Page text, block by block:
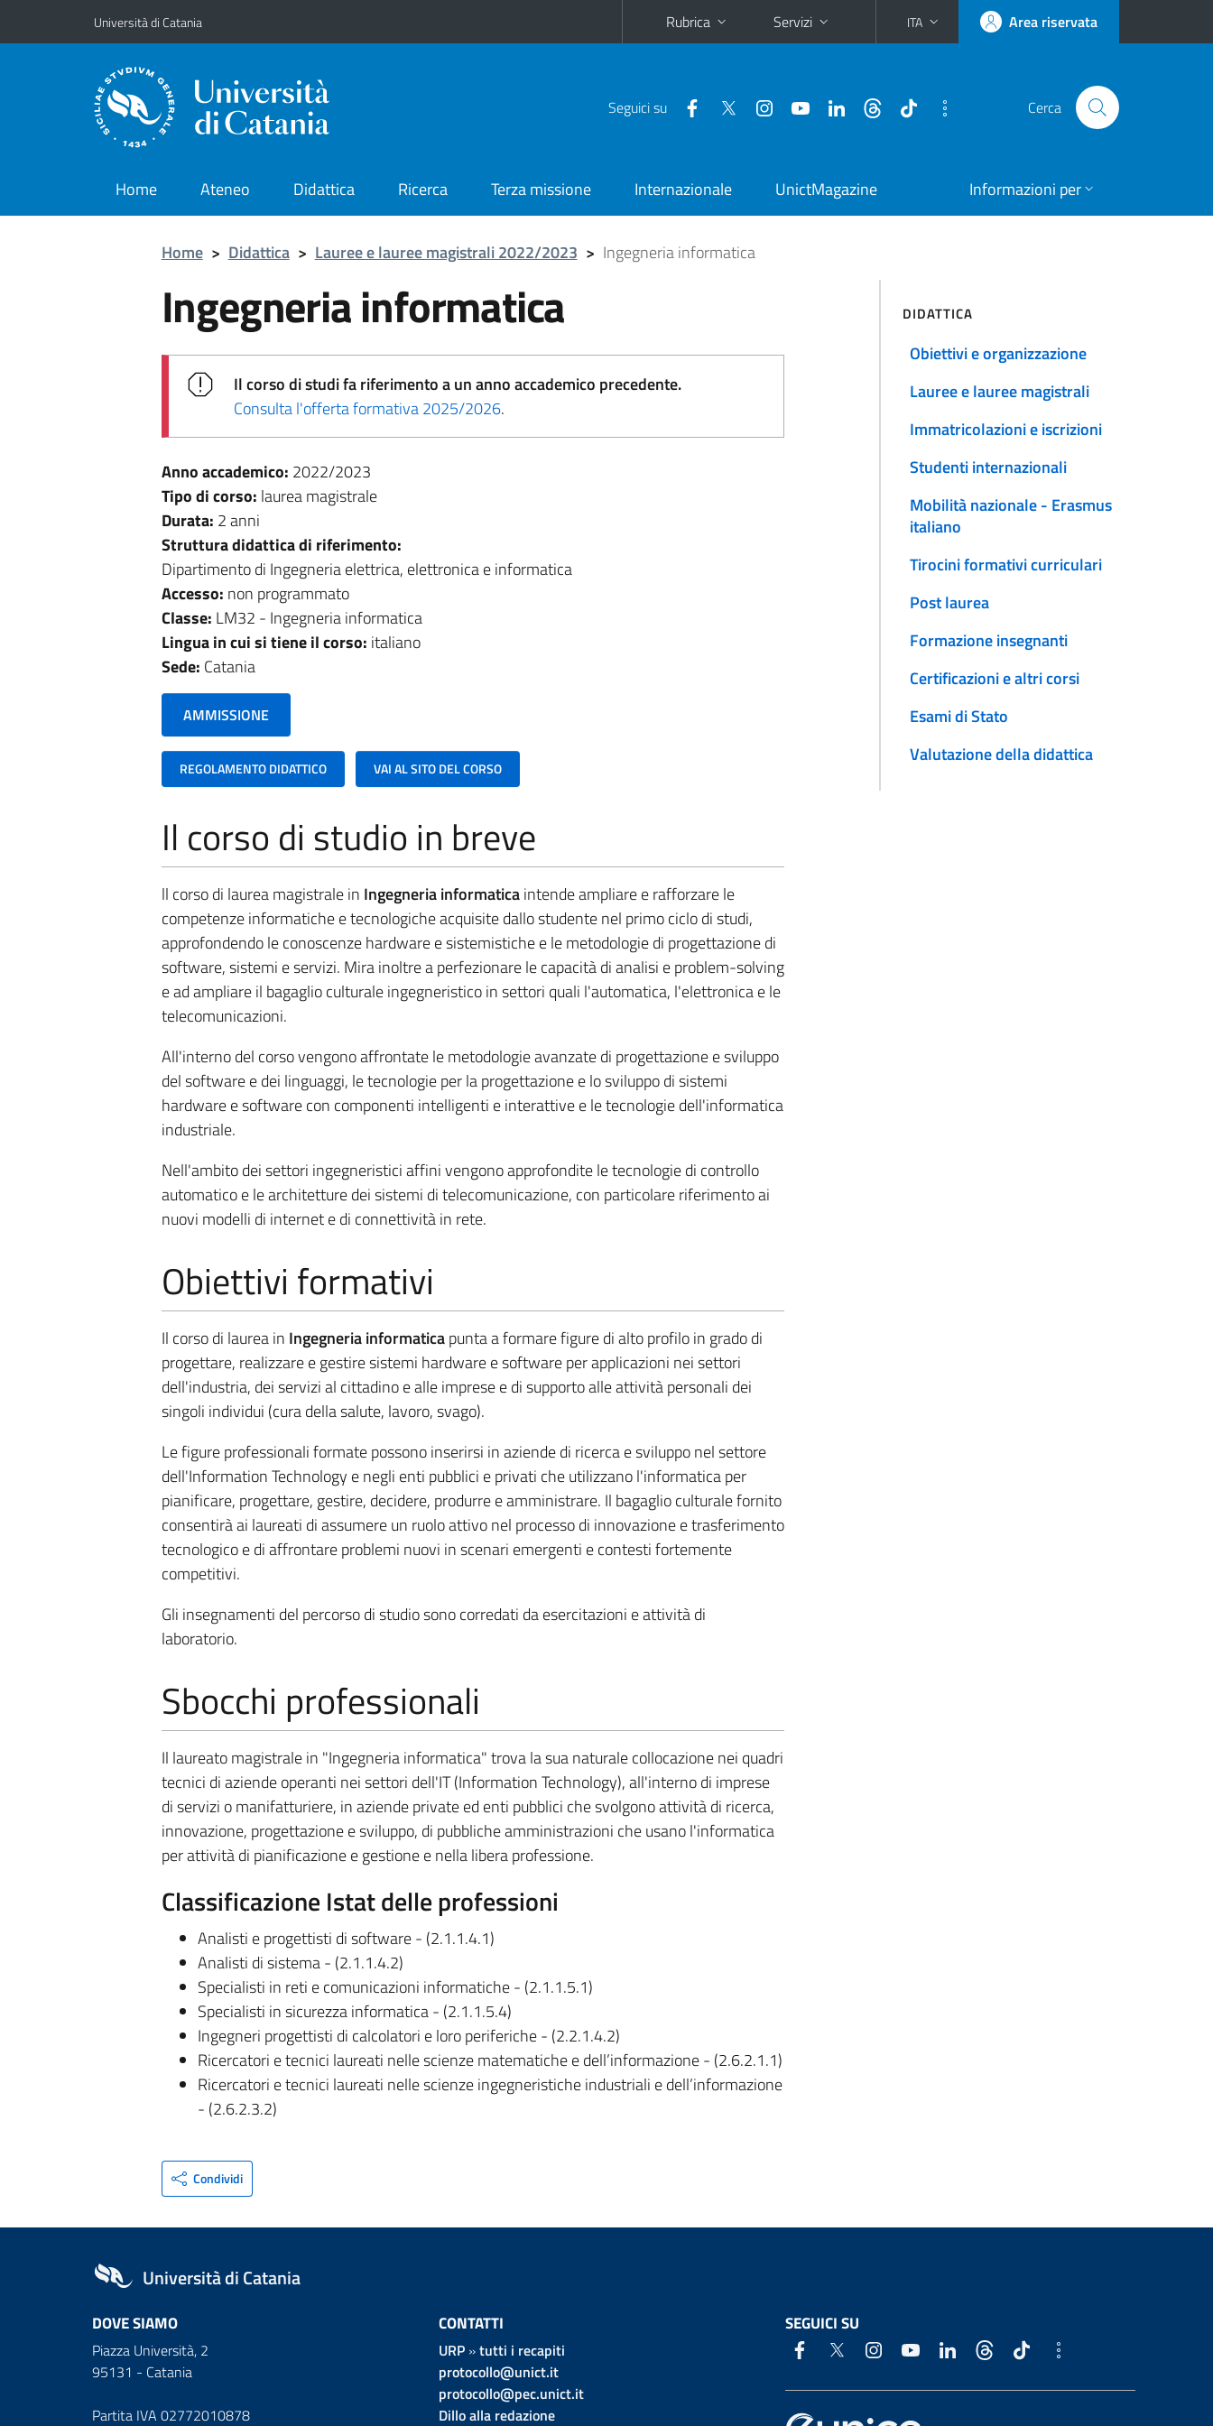
Vai al contenuto principale
Vai al menu di navigazione
Università di Catania Rubrica Servizi ITA Area riservata
Seguici su Cerca
Home Ateneo Didattica Ricerca Terza missione Internazionale UnictMagazine Informazioni per
Home > Didattica > Lauree e lauree magistrali 2022/2023 > Ingegneria informatica
Ingegneria informatica
Il corso di studi fa riferimento a un anno accademico precedente.
Consulta l'offerta formativa 2025/2026.
Anno accademico: 2022/2023
Tipo di corso: laurea magistrale
Durata: 2 anni
Struttura didattica di riferimento:
Dipartimento di Ingegneria elettrica, elettronica e informatica
Accesso: non programmato
Classe: LM32 - Ingegneria informatica
Lingua in cui si tiene il corso: italiano
Sede: Catania
AMMISSIONE
REGOLAMENTO DIDATTICO VAI AL SITO DEL CORSO
Il corso di studio in breve
ll corso di laurea magistrale in Ingegneria informaticaintende ampliare e rafforzare le
competenze informatiche e tecnologiche acquisite dallo studente nel primo ciclo di studi,
approfondendo le conoscenze hardware e sistemistiche e le metodologie di progettazione di
software, sistemi e servizi. Mira inoltre a perfezionare le capacità di analisi e problem-solving
e ad ampliare il bagaglio culturale ingegneristico in settori quali l'automatica, l'elettronica e le
telecomunicazioni.
All'interno del corso vengono affrontate le metodologie avanzate di progettazione e sviluppo
del software e dei linguaggi, le tecnologie per la progettazione e lo sviluppo di sistemi
hardware e software con componenti intelligenti e interattive e le tecnologie dell'informatica
industriale.
Nell'ambito dei settori ingegneristici affini vengono approfondite le tecnologie di controllo
automatico e le architetture dei sistemi di telecomunicazione, con particolare riferimento ai
nuovi modelli di internet e di connettività in rete.
Obiettivi formativi
Il corso di laurea in Ingegneria informaticapunta a formare figure di alto profilo in grado di
progettare, realizzare e gestire sistemi hardware e software per applicazioni nei settori
dell'industria, dei servizi al cittadino e alle imprese e di supporto alle attività personali dei
singoli individui (cura della salute, lavoro, svago).
Le figure professionali formate possono inserirsi in aziende di ricerca e sviluppo nel settore
dell'Information Technology e negli enti pubblici e privati che utilizzano l'informatica per
pianificare, progettare, gestire, decidere, produrre e amministrare. Il bagaglio culturale fornito
consentirà ai laureati di assumere un ruolo attivo nel processo di innovazione e trasferimento
tecnologico e di affrontare problemi nuovi in scenari emergenti e contesti fortemente
competitivi.
Gli insegnamenti del percorso di studio sono corredati da esercitazioni e attività di
laboratorio.
Sbocchi professionali
Il laureato magistrale in "Ingegneria informatica" trova la sua naturale collocazione nei quadri
tecnici di aziende operanti nei settori dell'IT (Information Technology), all'interno di imprese
di servizi o manifatturiere, in aziende private ed enti pubblici che svolgono attività di ricerca,
innovazione, progettazione e sviluppo, di pubbliche amministrazioni che usano l'informatica
per attività di pianificazione e gestione e nella libera professione.
Classificazione Istat delle professioni
Analisti e progettisti di software - (2.1.1.4.1)
Analisti di sistema - (2.1.1.4.2)
Specialisti in reti e comunicazioni informatiche - (2.1.1.5.1)
Specialisti in sicurezza informatica - (2.1.1.5.4)
Ingegneri progettisti di calcolatori e loro periferiche - (2.2.1.4.2)
Ricercatori e tecnici laureati nelle scienze matematiche e dell’informazione - (2.6.2.1.1)
Ricercatori e tecnici laureati nelle scienze ingegneristiche industriali e dell’informazione
- (2.6.2.3.2)
Condividi
DIDATTICA
Obiettivi e organizzazione
Lauree e lauree magistrali
Immatricolazioni e iscrizioni
Studenti internazionali
Mobilità nazionale - Erasmus
italiano
Tirocini formativi curriculari
Post laurea
Formazione insegnanti
Certificazioni e altri corsi
Esami di Stato
Valutazione della didattica
Università di Catania
DOVE SIAMO
Piazza Università, 2
95131 - Catania
Partita IVA 02772010878
CONTATTI
URP»tutti i recapiti
protocollo@unict.it
protocollo@pec.unict.it
Dillo alla redazione
SEGUICI SU